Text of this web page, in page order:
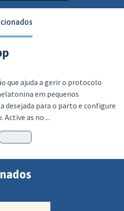
que ajuda a gerir o protocolo
em pequenos
desejada para o parto e configure
as no ...